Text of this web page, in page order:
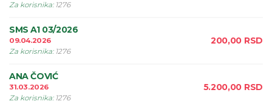
Za korisnika: 1276
SMS A1 03/2026
09.04.2026
Za korisnika: 1276
200,00 RSD
ANA ČOVIĆ
31.03.2026
Za korisnika: 1276
5.200,00 RSD